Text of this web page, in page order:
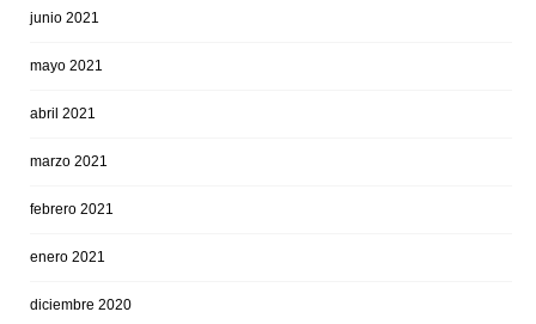
junio 2021
mayo 2021
abril 2021
marzo 2021
febrero 2021
enero 2021
diciembre 2020